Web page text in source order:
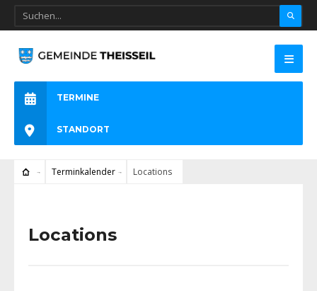
TERMINE
STANDORT
Terminkalender Locations
Locations